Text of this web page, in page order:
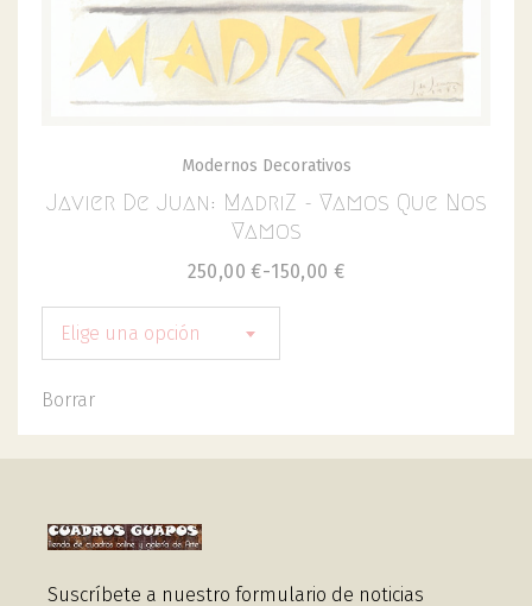
Modernos Decorativos
Javier De Juan: MadriZ - Vamos Que Nos
Vamos
150,00 €
-
250,00 €
Elige una opción
Borrar
Suscríbete a nuestro formulario de noticias